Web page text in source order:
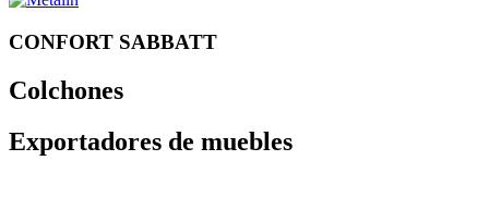
CONFORT SABBATT
Colchones
Exportadores de muebles